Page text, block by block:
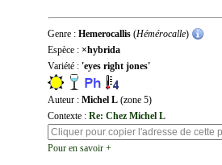
Genre : Hemerocallis (Hémérocalle)
Espèce : ×hybrida
Variété : 'eyes right jones'
Auteur : Michel L (zone 5)
Contexte : Re: Chez Michel L
Pour en savoir +